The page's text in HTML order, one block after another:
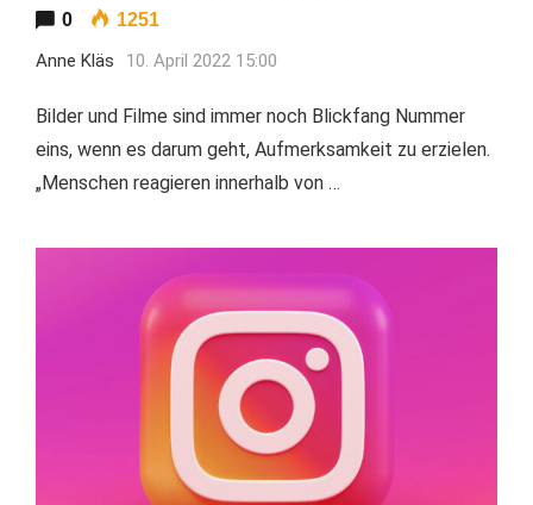
0 1251
Anne Kläs 10. April 2022 15:00
Bilder und Filme sind immer noch Blickfang Nummer
eins, wenn es darum geht, Aufmerksamkeit zu erzielen.
„Menschen reagieren innerhalb von …